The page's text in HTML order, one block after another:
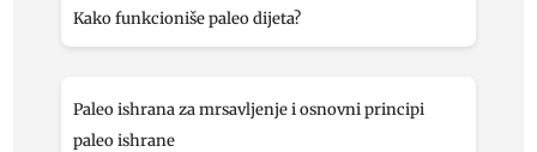
Kako funkcioniše paleo dijeta?
Paleo ishrana za mrsavljenje i osnovni principi
paleo ishrane